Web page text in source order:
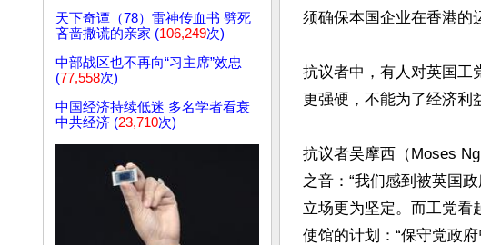
天下奇谭（78）雷神传血书 劈死
吝啬撒谎的亲家 (106,249次)
中部战区也不再向“习主席”效忠
(77,558次)
中国经济持续低迷 多名学者看衰
中共经济 (23,710次)
须确保本国企业在香港的
抗议者中，有人对英国工
更强硬，不能为了经济利
抗议者吴摩西（Moses
之音：“我们感到被英国
立场更为坚定。而工党看
使馆的计划：“保守党政